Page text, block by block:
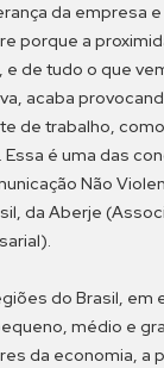
da empresa
porque a
e de tudo o que
acaba
de trabalho,
é uma das
Não
da Aberje
do Brasil, em
médio e
da economia, a